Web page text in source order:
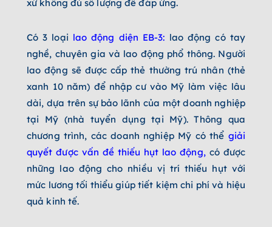
xứ không đủ số lượng để đáp ứng.
Có 3 loại lao động diện EB-3: lao động có tay
nghề, chuyên gia và lao động phổ thông. Người
lao động sẽ được cấp thẻ thường trú nhân (thẻ
xanh 10 năm) để nhập cư vào Mỹ làm việc lâu
dài, dựa trên sự bảo lãnh của một doanh nghiệp
tại Mỹ (nhà tuyển dụng tại Mỹ). Thông qua
chương trình, các doanh nghiệp Mỹ có thể giải
quyết được vấn đề thiếu hụt lao động,có được
những lao động cho nhiều vị trí thiếu hụt với
mức lương tối thiểu giúp tiết kiệm chi phí và hiệu
quả kinh tế.